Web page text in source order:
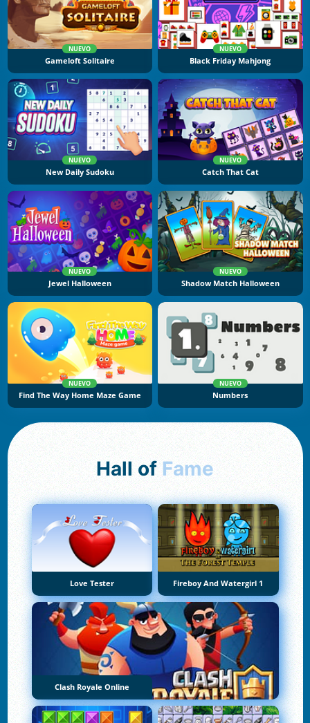
NUEVO
Gameloft Solitaire
NUEVO
Black Friday Mahjong
NUEVO
New Daily Sudoku
NUEVO
Catch That Cat
NUEVO
Jewel Halloween
NUEVO
Shadow Match Halloween
NUEVO
Find The Way Home Maze Game
NUEVO
Numbers
Hall of Fame
Love Tester Fireboy And Watergirl 1
Clash Royale Online